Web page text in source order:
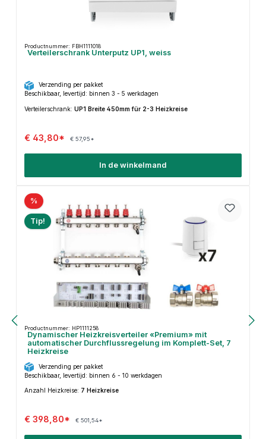
Productnummer: FBH1111018
Verteilerschrank Unterputz UP1, weiss
Verzending per pakket
Beschikbaar, levertijd: binnen 3 - 5 werkdagen
Verteilerschrank: UP1 Breite 450mm für 2-3 Heizkreise
€ 43,80* € 57,95*
In de winkelmand
%
Tip!
Productnummer: HP1111258
Dynamischer Heizkreisverteiler «Premium» mit
automatischer Durchflussregelung im Komplett-Set, 7
Heizkreise
Verzending per pakket
Beschikbaar, levertijd: binnen 6 - 10 werkdagen
Anzahl Heizkreise: 7 Heizkreise
€ 398,80* € 501,54*